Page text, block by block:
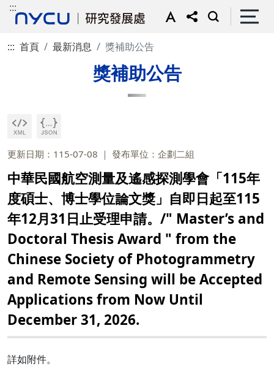
:::
::: 首頁 最新消息 獎補助公告
獎補助公告
更新日期：115-07-08 發布單位：企劃二組
中華民國航空測量及遙感探測學會「115年
度碩士、博士學位論文獎」自即日起至115
年12月31日止受理申請。/" Master’s and
Doctoral Thesis Award " from the
Chinese Society of Photogrammetry
and Remote Sensing will be Accepted
Applications from Now Until
December 31, 2026.
詳如附件。